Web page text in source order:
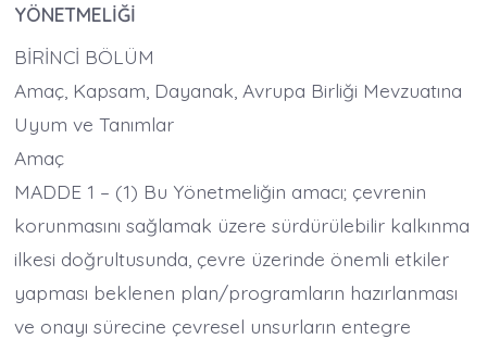
YÖNETMELİĞİ
BİRİNCİ BÖLÜM
Amaç, Kapsam, Dayanak, Avrupa Birliği Mevzuatına
Uyum ve Tanımlar
Amaç
MADDE 1 – (1) Bu Yönetmeliğin amacı; çevrenin
korunmasını sağlamak üzere sürdürülebilir kalkınma
ilkesi doğrultusunda, çevre üzerinde önemli etkiler
yapması beklenen plan/programların hazırlanması
ve onayı sürecine çevresel unsurların entegre